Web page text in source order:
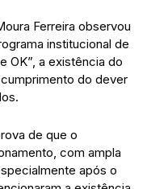
Ferreira observou
institucional de
OK”, a existência do
do dever
de que o
com ampla
após o